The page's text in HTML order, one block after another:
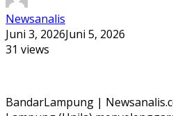
Newsanalis
Juni 3, 2026Juni 5, 2026
31 views
BandarLampung |